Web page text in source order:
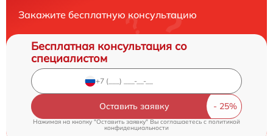
Закажите бесплатную консультацию
Бесплатная консультация со
специалистом
Оставить заявку
Нажимая на кнопку "Оставить заявку" Вы соглашаетесь cполитикой
конфиденциальности